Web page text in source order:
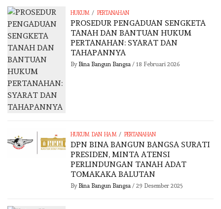
HUKUM / PERTANAHAN
PROSEDUR PENGADUAN SENGKETA
TANAH DAN BANTUAN HUKUM
PERTANAHAN: SYARAT DAN
TAHAPANNYA
By Bina Bangun Bangsa/ 18 Februari 2026
HUKUM DAN HAM / PERTANAHAN
DPN BINA BANGUN BANGSA SURATI
PRESIDEN, MINTA ATENSI
PERLINDUNGAN TANAH ADAT
TOMAKAKA BALUTAN
By Bina Bangun Bangsa/ 29 Desember 2025